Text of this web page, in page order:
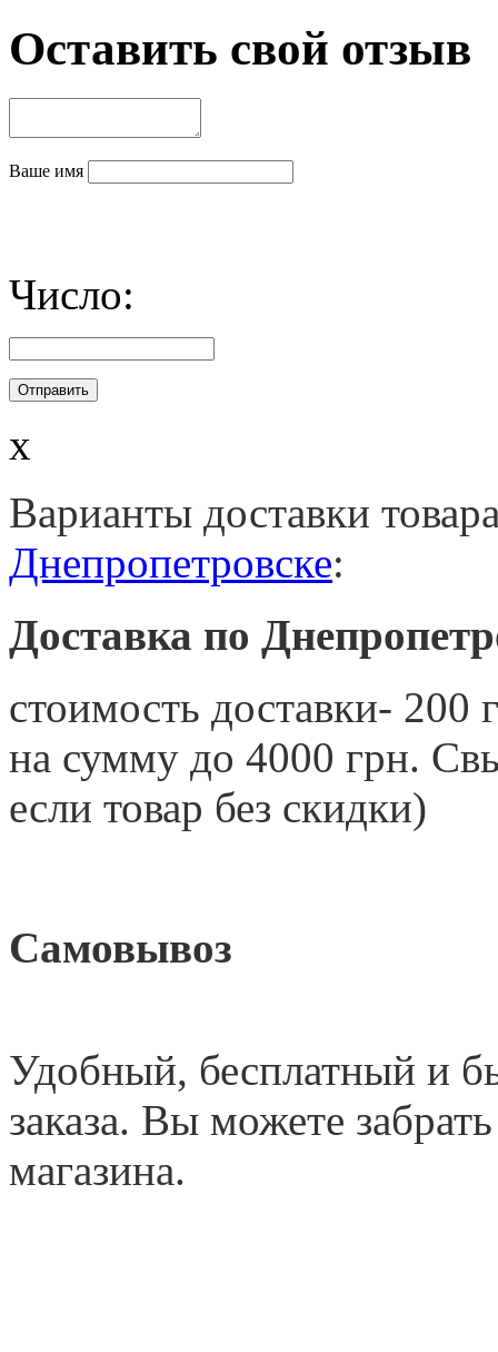
Оставить свой отзыв
Ваше имя
Число:
x
Варианты доставки
Днепропетровске:
Доставка по
стоимость доставки- 200
на сумму до 4000 грн.
если товар без скидки)
Самовывоз
Удобный, бесплатный и
заказа. Вы можете
магазина.